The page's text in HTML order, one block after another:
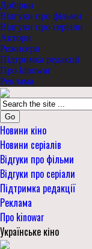
Добірки
Відгуки про фільми
Відгуки про серіали
Актори
Режисери
Підтримка редакції
Про kinowar
Реклама
Go
Новини кіно
Новини серіалів
Відгуки про фільми
Відгуки про серіали
Підтримка редакції
Реклама
Про kinowar
Українське кіно